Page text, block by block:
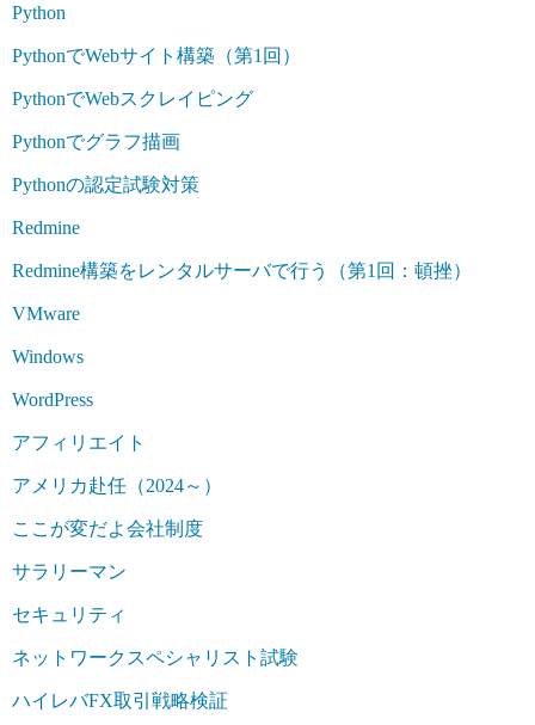
Python
PythonでWebサイト構築（第1回）
PythonでWebスクレイピング
Pythonでグラフ描画
Pythonの認定試験対策
Redmine
Redmine構築をレンタルサーバで行う（第1回：頓挫）
VMware
Windows
WordPress
アフィリエイト
アメリカ赴任（2024～）
ここが変だよ会社制度
サラリーマン
セキュリティ
ネットワークスペシャリスト試験
ハイレバFX取引戦略検証